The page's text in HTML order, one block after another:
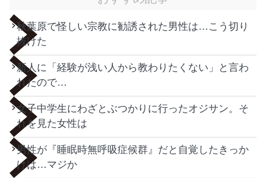
秋葉原で怪しい宗教に勧誘された男性は…こう切り
抜けた
新人に「経験が浅い人から教わりたくない」と言わ
れたので…
女子中学生にわざとぶつかりに行ったオジサン。そ
れを見た女性は
男性が『睡眠時無呼吸症候群』だと自覚したきっか
けは…マジか